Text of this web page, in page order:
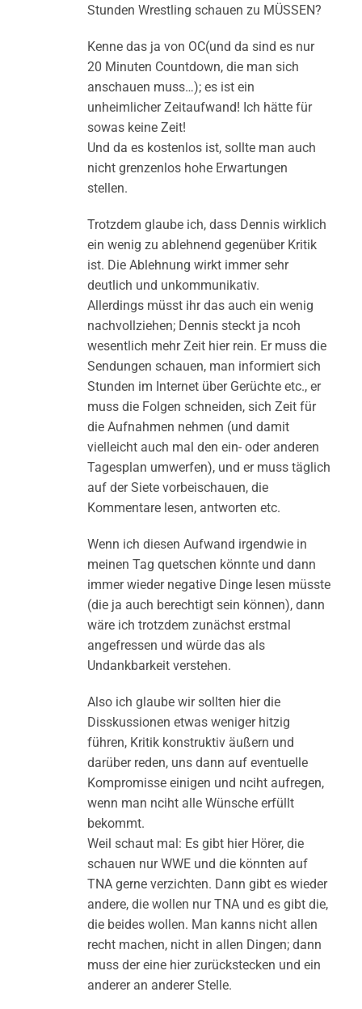
Stunden Wrestling schauen zu MÜSSEN?
Kenne das ja von OC(und da sind es nur
20 Minuten Countdown, die man sich
anschauen muss…); es ist ein
unheimlicher Zeitaufwand! Ich hätte für
sowas keine Zeit!
Und da es kostenlos ist, sollte man auch
nicht grenzenlos hohe Erwartungen
stellen.
Trotzdem glaube ich, dass Dennis wirklich
ein wenig zu ablehnend gegenüber Kritik
ist. Die Ablehnung wirkt immer sehr
deutlich und unkommunikativ.
Allerdings müsst ihr das auch ein wenig
nachvollziehen; Dennis steckt ja ncoh
wesentlich mehr Zeit hier rein. Er muss die
Sendungen schauen, man informiert sich
Stunden im Internet über Gerüchte etc., er
muss die Folgen schneiden, sich Zeit für
die Aufnahmen nehmen (und damit
vielleicht auch mal den ein- oder anderen
Tagesplan umwerfen), und er muss täglich
auf der Siete vorbeischauen, die
Kommentare lesen, antworten etc.
Wenn ich diesen Aufwand irgendwie in
meinen Tag quetschen könnte und dann
immer wieder negative Dinge lesen müsste
(die ja auch berechtigt sein können), dann
wäre ich trotzdem zunächst erstmal
angefressen und würde das als
Undankbarkeit verstehen.
Also ich glaube wir sollten hier die
Disskussionen etwas weniger hitzig
führen, Kritik konstruktiv äußern und
darüber reden, uns dann auf eventuelle
Kompromisse einigen und nciht aufregen,
wenn man nciht alle Wünsche erfüllt
bekommt.
Weil schaut mal: Es gibt hier Hörer, die
schauen nur WWE und die könnten auf
TNA gerne verzichten. Dann gibt es wieder
andere, die wollen nur TNA und es gibt die,
die beides wollen. Man kanns nicht allen
recht machen, nicht in allen Dingen; dann
muss der eine hier zurückstecken und ein
anderer an anderer Stelle.